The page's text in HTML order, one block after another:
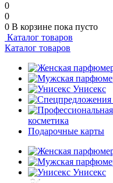
0
0
0 В корзине пока пусто
Каталог товаров
Каталог товаров
Унисекс
косметика
Подарочные карты
Унисекс